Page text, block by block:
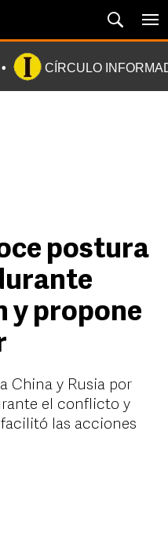
CÍRCULO
postura
y propone
China y Rusia por
el conflicto y
las acciones